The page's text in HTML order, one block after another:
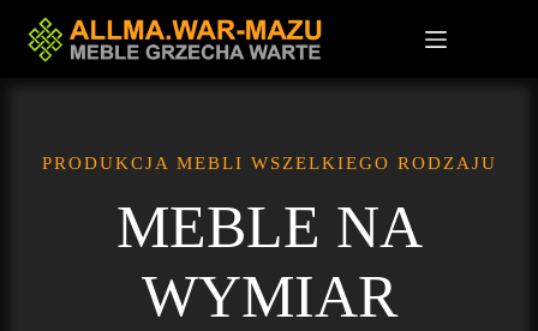
treści
PRODUKCJA MEBLI WSZELKIEGO RODZAJU
MEBLE NA
WYMIAR